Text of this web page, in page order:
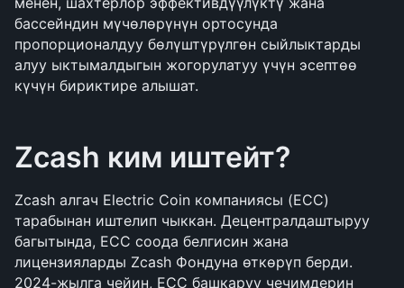
бассейндин мүчөлөрүнүн ортосунда
пропорционалдуу бөлүштүрүлгөн сыйлыктарды
алуу ыктымалдыгын жогорулатуу үчүн эсептөө
күчүн бириктире алышат.
Zcash ким иштейт?
Zcash алгач Electric Coin компаниясы (ECC)
тарабынан иштелип чыккан. Децентралдаштыруу
багытында, ECC соода белгисин жана
лицензияларды Zcash Фондуна өткөрүп берди.
2024-жылга чейин, ECC башкаруу чечимдерин